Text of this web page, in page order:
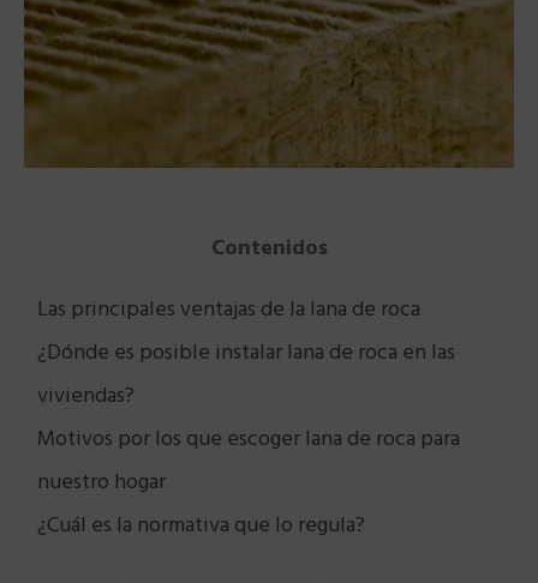
Contenidos
Las principales ventajas de la lana de roca
¿Dónde es posible instalar lana de roca en las
viviendas?
Motivos por los que escoger lana de roca para
nuestro hogar
¿Cuál es la normativa que lo regula?